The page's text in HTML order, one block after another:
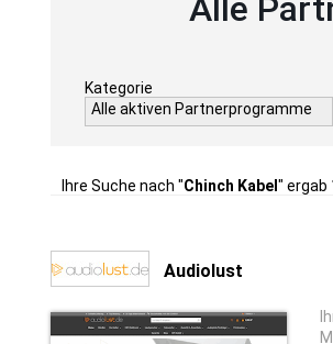
Alle
Kategorie
Alle aktiven Partnerprogramme
Ihre Suche nach "Chinch Kabel " ergab
Audiolust